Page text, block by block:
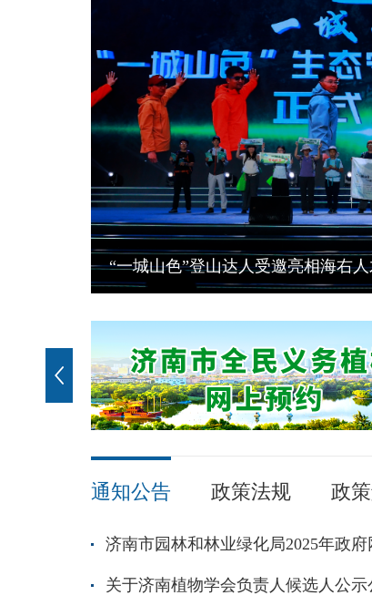
泉城夏韵 繁花逐光！济南公园
通知公告 政策法规 政
济南市园林和林业绿化局2025年政
关于济南植物学会负责人候选人公示